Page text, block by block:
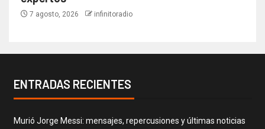
7 agosto, 2026 infinitoradio
ENTRADAS RECIENTES
Murió Jorge Messi: mensajes, repercusiones y últimas noticias